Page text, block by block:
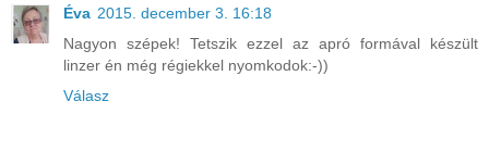
Éva 2015. december 3. 16:18
Nagyon szépek! Tetszik ezzel az apró formával készült
linzer én még régiekkel nyomkodok:-))
Válasz